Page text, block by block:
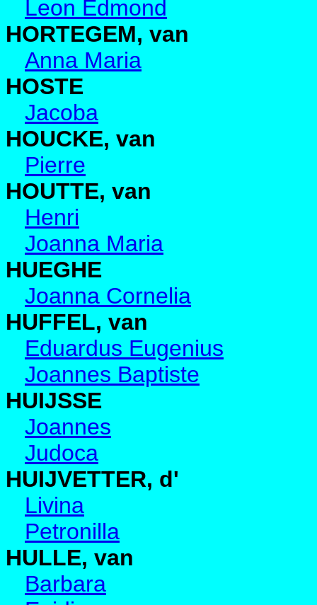
Leon Edmond
HORTEGEM, van
Anna Maria
HOSTE
Jacoba
HOUCKE, van
Pierre
HOUTTE, van
Henri
Joanna Maria
HUEGHE
Joanna Cornelia
HUFFEL, van
Eduardus Eugenius
Joannes Baptiste
HUIJSSE
Joannes
Judoca
HUIJVETTER, d'
Livina
Petronilla
HULLE, van
Barbara